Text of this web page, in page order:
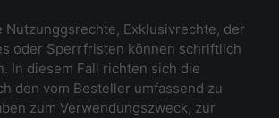
Nutzunggsrechte, Exklusivrechte, der
oder Sperrfristen können schriftlich
In diesem Fall richten sich die
den vom Besteller umfassend zu
zum Verwendungszweck, zur